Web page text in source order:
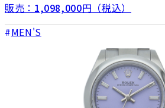
販売： 1,098,000円（税込）
MEN'S